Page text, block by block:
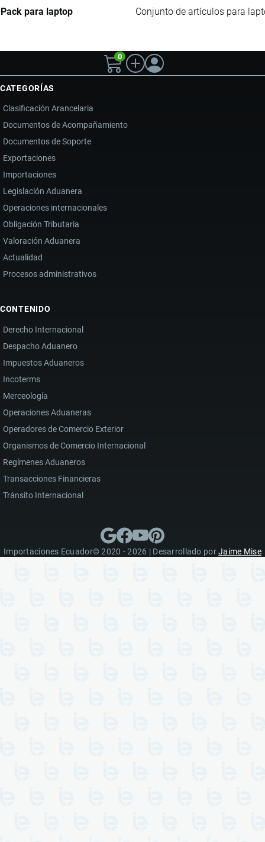
Pack para laptop Conjunto de artículos para
0
CATEGORÍAS
Clasificación Arancelaria
Documentos de Acompañamiento
Documentos de Soporte
Exportaciones
Importaciones
Legislación Aduanera
Operaciones internacionales
Obligación Tributaria
Valoración Aduanera
Actualidad
Procesos administrativos
CONTENIDO
Derecho Internacional
Despacho Aduanero
Impuestos Aduaneros
Incoterms
Merceología
Operaciones Aduaneras
Operadores de Comercio Exterior
Organismos de Comercio Internacional
Regímenes Aduaneros
Transacciones Financieras
Tránsito Internacional
Importaciones Ecuador© 2020 - 2026 | Desarrollado porJaime Mise